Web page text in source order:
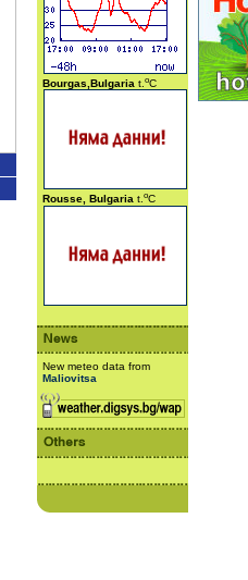
Bourgas,Bulgaria t.oC
Rousse, Bulgaria t.oC
New meteo data from
Maliovitsa